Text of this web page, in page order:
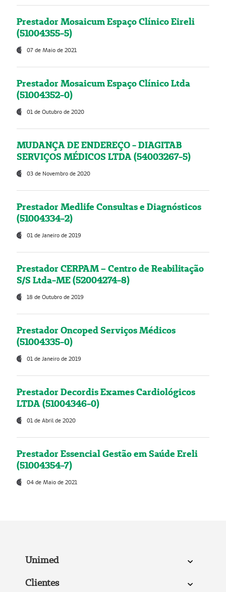
Prestador Mosaicum Espaço Clínico Eireli
(51004355-5)
07 de Maio de 2021
Prestador Mosaicum Espaço Clínico Ltda
(51004352-0)
01 de Outubro de 2020
MUDANÇA DE ENDEREÇO - DIAGITAB
SERVIÇOS MÉDICOS LTDA (54003267-5)
03 de Novembro de 2020
Prestador Medlife Consultas e Diagnósticos
(51004334-2)
01 de Janeiro de 2019
Prestador CERPAM – Centro de Reabilitação
S/S Ltda-ME (52004274-8)
18 de Outubro de 2019
Prestador Oncoped Serviços Médicos
(51004335-0)
01 de Janeiro de 2019
Prestador Decordis Exames Cardiológicos
LTDA (51004346-0)
01 de Abril de 2020
Prestador Essencial Gestão em Saúde Ereli
(51004354-7)
04 de Maio de 2021
Unimed
Clientes